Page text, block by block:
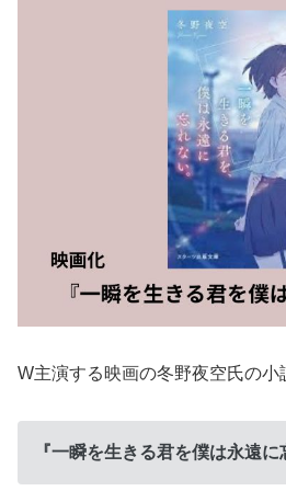
W主演する映画の冬野夜空氏の小
『一瞬を生きる君を僕は永遠に